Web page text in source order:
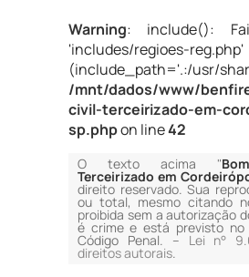
Warning: include():
'includes/regioes-
(include_path='.:/usr/
/mnt/dados/www/
civil-terceirizado-em-
sp.phpon line42
O texto acima "
Terceirizado em
direito reservado. Sua
ou total, mesmo citando
proibida sem a autorização
é crime e está previsto no
Código Penal. – Lei n°
direitos autorais.